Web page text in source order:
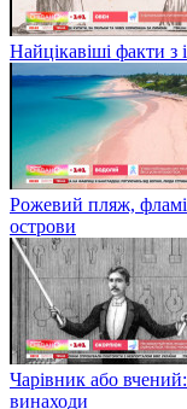
Найцікавіші факти з
Рожевий пляж,
острови
Чарівник або вчений:
винаходи